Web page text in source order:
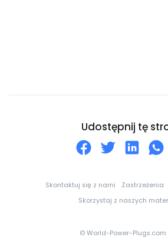
Udostępnij tę
Skontaktuj się z nami Zastrzeżenia
Skorzystaj z naszych
© World-Power-Plugs.com